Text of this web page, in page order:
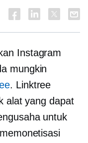
Instagram
mungkin
. Linktree
alat yang dapat
untuk